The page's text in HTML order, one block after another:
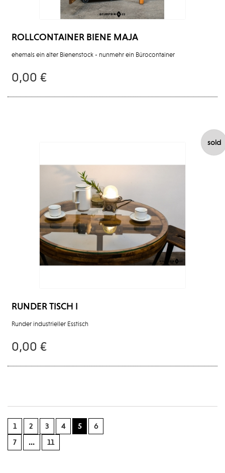
ROLLCONTAINER BIENE MAJA
ehemals ein alter Bienenstock - nunmehr ein Bürocontainer
0,00 €
RUNDER TISCH I
Runder industrieller Esstisch
0,00 €
sold
1 2 3 4 5 6
7 ... 11